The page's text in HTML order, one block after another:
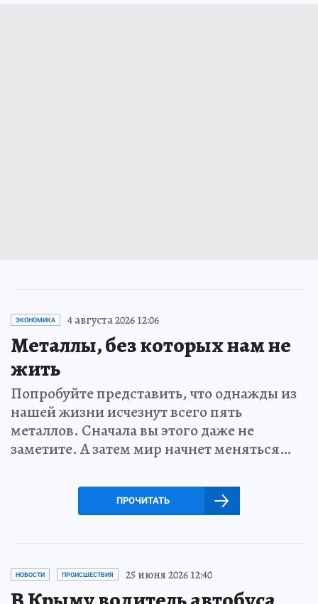
ЭКОНОМИКА 4 августа 2026 12:06
Металлы, без которых нам не
жить
Попробуйте представить, что однажды из
нашей жизни исчезнут всего пять
металлов. Сначала вы этого даже не
заметите. А затем мир начнет меняться…
ПРОЧИТАТЬ
НОВОСТИ ПРОИСШЕСТВИЯ 25 июня 2026 12:40